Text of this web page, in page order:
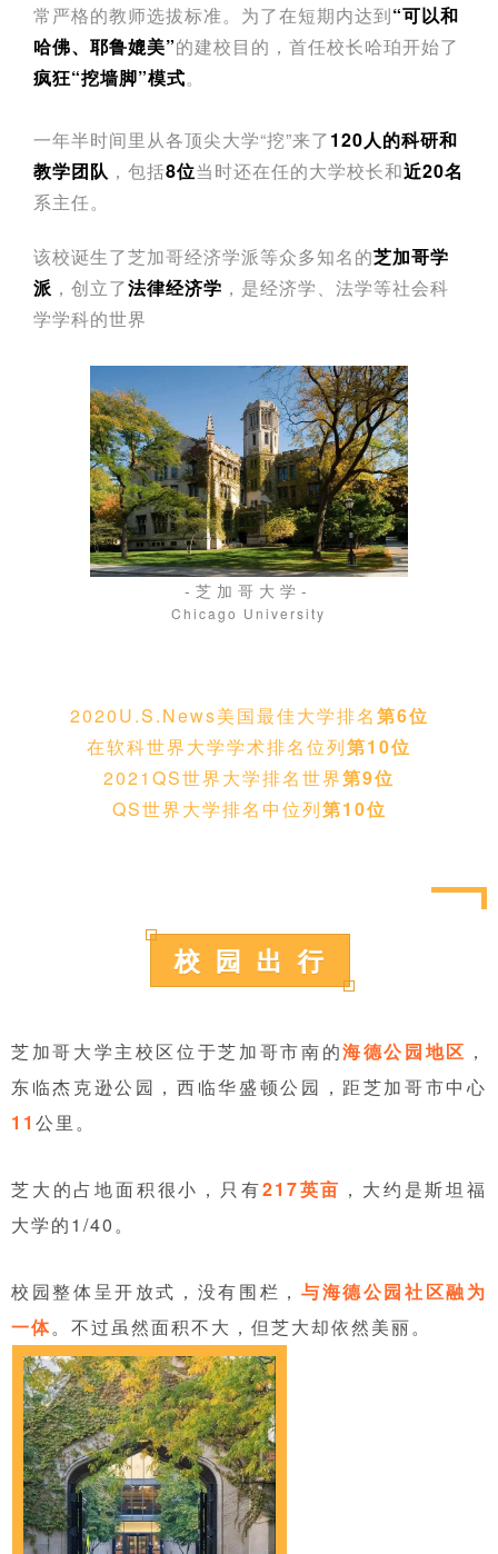
常严格的教师选拔标准。 为了在短期内达到“可以和
哈佛、耶鲁媲美”的建校目的，首任校长哈珀开始了
疯狂“挖墙脚”模式。
一年半时间里从各顶尖大学“挖”来了120人的科研和
教学团队 ，包括8位当时还在任的大学校长和近20名
系主任。
该校诞生了芝加哥经济学派等众多知名的芝加哥学
派 ，创立了法律经济学 ，是经济学、法学等社会科
学学科的世界
-芝加哥大学-
Chicago University
2020U.S.News美国最佳大学排名第6位
在软科世界大学学术排名位列第10位
2021QS世界大学排名世界第9位
QS世界大学排名中位列第10位
校 园 出 行
芝加哥大学主校区位于芝加哥市南的海德公园地区 ，
东临杰克逊公园，西临华盛顿公园，距芝加哥市中心
11 公里。
芝大的占地面积很小，只有217英亩 ，大约是斯坦福
大学的1/40。
校园整体呈开放式，没有围栏， 与海德公园社区融为
一体。不过虽然面积不大，但芝大却依然美丽。